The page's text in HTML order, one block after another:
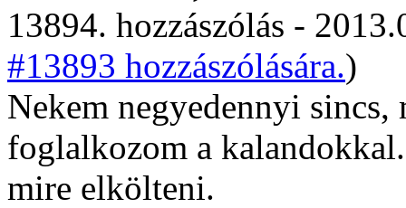
13894. hozzászólás -
#13893 hozzászólására.)
Nekem negyedennyi
foglalkozom a
mire elkölteni.